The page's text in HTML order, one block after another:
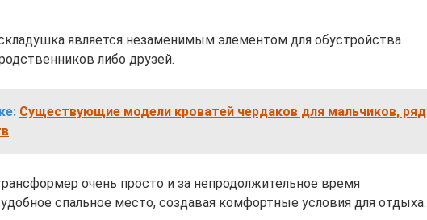
является незаменимым элементом для обустройства
либо друзей.
Существующие модели кроватей чердаков для мальчиков, ряд
очень просто и за непродолжительное время
спальное место, создавая комфортные условия для отдыха.